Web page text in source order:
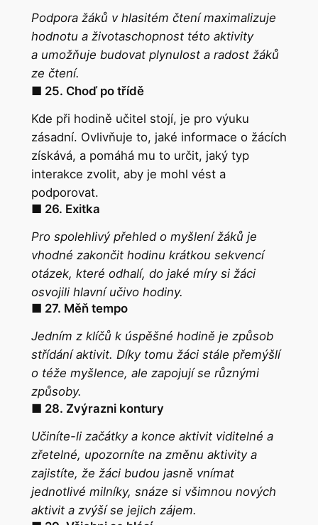
Podpora žáků v hlasitém čtení maximalizuje
hodnotu a životaschopnost této aktivity
a umožňuje budovat plynulost a radost žáků
ze čtení.
■ 25. Choď po třídě
Kde při hodině učitel stojí, je pro výuku
zásadní. Ovlivňuje to, jaké informace o žácích
získává, a pomáhá mu to určit, jaký typ
interakce zvolit, aby je mohl vést a
podporovat.
■ 26. Exitka
Pro spolehlivý přehled o myšlení žáků je
vhodné zakončit hodinu krátkou sekvencí
otázek, které odhalí, do jaké míry si žáci
osvojili hlavní učivo hodiny.
■ 27. Měň tempo
Jedním z klíčů k úspěšné hodině je způsob
střídání aktivit. Díky tomu žáci stále přemýšlí
o téže myšlence, ale zapojují se různými
způsoby.
■ 28. Zvýrazni kontury
Učiníte-li začátky a konce aktivit viditelné a
zřetelné, upozorníte na změnu aktivity a
zajistíte, že žáci budou jasně vnímat
jednotlivé milníky, snáze si všimnou nových
aktivit a zvýší se jejich zájem.